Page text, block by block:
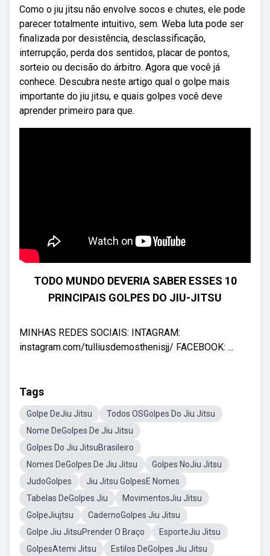
Como o jiu jitsu não envolve socos e chutes, ele pode
parecer totalmente intuitivo, sem. Weba luta pode ser
finalizada por desistência, desclassificação,
interrupção, perda dos sentidos, placar de pontos,
sorteio ou decisão do árbitro. Agora que você já
conhece. Descubra neste artigo qual o golpe mais
importante do jiu jitsu, e quais golpes você deve
aprender primeiro para que.
TODO MUNDO DEVERIA SABER ESSES 10
PRINCIPAIS GOLPES DO JIU-JITSU
MINHAS REDES SOCIAIS: INTAGRAM:
instagram.com/tulliusdemosthenisjj/ FACEBOOK: ...
Tags
Golpe DeJiu Jitsu
Todos OSGolpes Do Jiu Jitsu
Nome DeGolpes De Jiu Jitsu
Golpes Do Jiu JitsuBrasileiro
Nomes DeGolpes De Jiu Jitsu
Golpes NoJiu Jitsu
JudoGolpes
Jiu Jitsu GolpesE Nomes
Tabelas DeGolpes Jiu
MovimentosJiu Jitsu
GolpeJiujtsu
CadernoGolpes Jiu Jitsu
Golpe Jiu JitsuPrender O Braço
EsporteJiu Jitsu
GolpesAtemi Jitsu
Estilos DeGolpes Jiu Jitsu